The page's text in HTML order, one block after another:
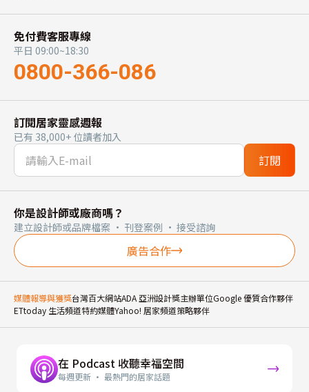
免付費客服專線
平日 09:00~18:30
0800-366-086
訂閱居家靈感週報
已有 38,000+ 位讀者加入
訂閱
你是設計師或廠商嗎？
建立設計師或品牌檔案 · 刊登案例 · 接受諮詢
廣告合作
媒體報導與獲獎台灣百大網站ADA 亞洲設計獎主辦單位Google 優質合作夥伴
ETtoday 生活頻道特約媒體Yahoo! 居家頻道策略夥伴
在 Podcast 收聽幸福空間
每週更新 · 最熱門的居家話題